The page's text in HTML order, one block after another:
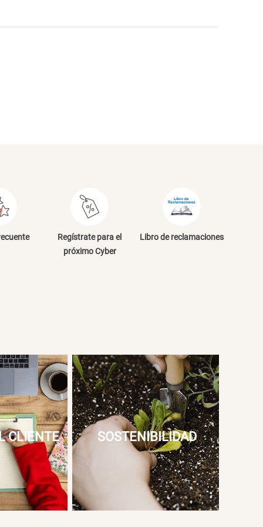
Regístrate para el
próximo Cyber
Libro de reclamaciones
CLIENTE SOSTENIBILIDAD